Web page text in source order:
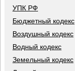
УПК РФ
Бюджетный кодекс
Воздушный кодекс
Водный кодекс
Земельный кодекс